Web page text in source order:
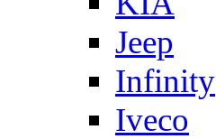
Jeep
Infinity
Iveco